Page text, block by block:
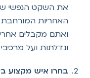
האחריות המורחבת
ואתם מקבלים
ונדלתות ועל
בחרו איש מקצוע בעל